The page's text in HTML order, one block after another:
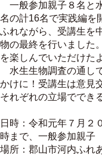
一般参加親子８名と
名の計16名で実践編を
ふれながら、受講生を
物の最終を行いました
を楽しんでいただけた
水生生物調査の通し
かけに！受講生は意見
それぞれの立場ででき
日時：令和元年７月
時まで、一般参加親子
場所：郡山市河内ふれ